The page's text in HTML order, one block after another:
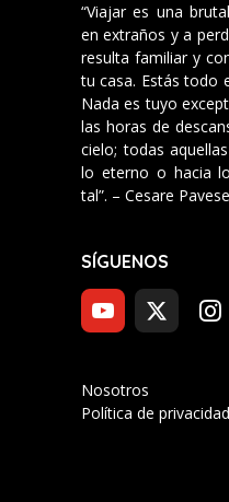
“Viajar es una
en extraños y a
resulta familiar y
tu casa. Estás todo
Nada es tuyo
las horas de
cielo; todas
lo eterno o hacia
tal”. – Cesare Pavese
SÍGUENOS
Nosotros
Política de privacidad